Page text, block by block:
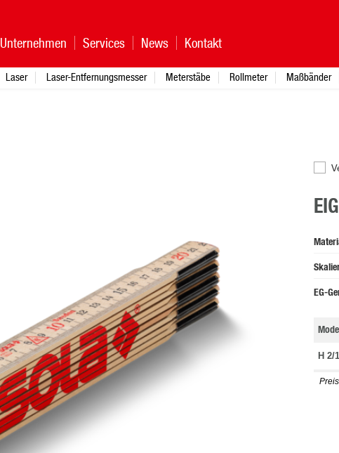
EG-
Modell
H 2/
Unternehmen Services News Kontakt
Laser Laser-Entfernungsmesser Meterstäbe Rollmeter Maßbänder